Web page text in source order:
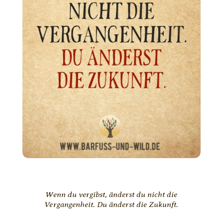
Wenn du vergibst, änderst du nicht die
Vergangenheit. Du änderst die Zukunft.